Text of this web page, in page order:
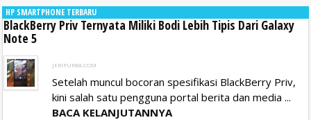
HP SMARTPHONE TERBARU
BlackBerry Priv Ternyata Miliki Bodi Lebih Tipis Dari Galaxy
Note 5
JERIPURBA.COM
Setelah muncul bocoran spesifikasi BlackBerry Priv,
kini salah satu pengguna portal berita dan media ...
BACA KELANJUTANNYA